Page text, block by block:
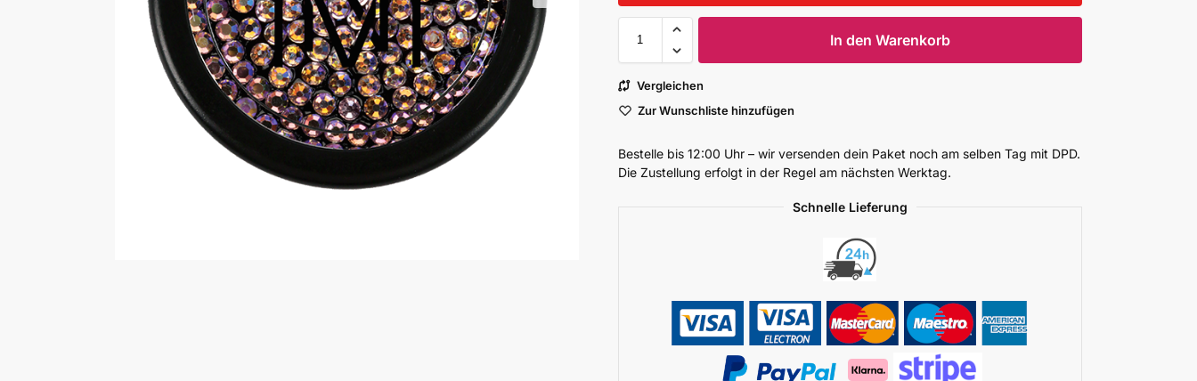
In den Warenkorb
Vergleichen
Zur Wunschliste hinzufügen
Bestelle bis 12:00 Uhr – wir versenden dein Paket noch am selben Tag mit DPD.
Die Zustellung erfolgt in der Regel am nächsten Werktag.
Schnelle Lieferung